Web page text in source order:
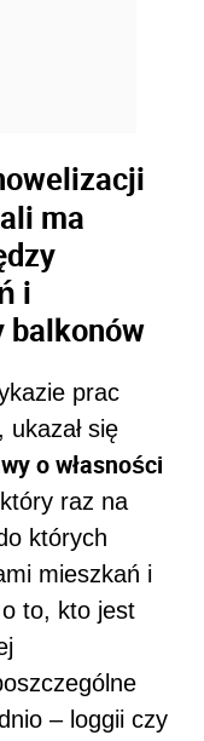
ma
i
balkonów
prac
ukazał się
o własności
raz na
których
mieszkań i
to, kto jest
– loggii czy